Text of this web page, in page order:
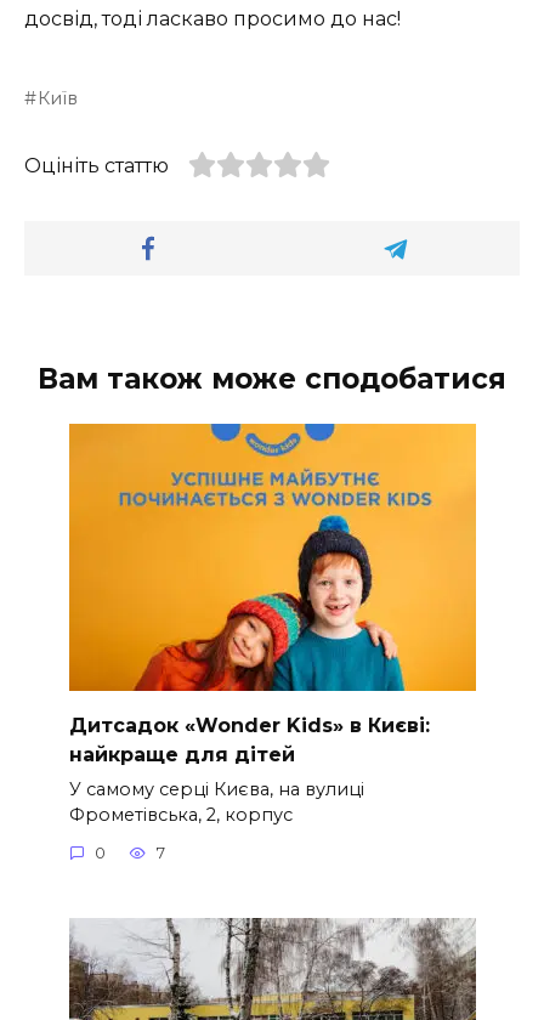
досвід, тоді ласкаво просимо до нас!
Київ
Оцініть статтю
Вам також може сподобатися
Дитсадок «Wonder Kids» в Києві:
найкраще для дітей
У самому серці Києва, на вулиці
Фрометівська, 2, корпус
0 7